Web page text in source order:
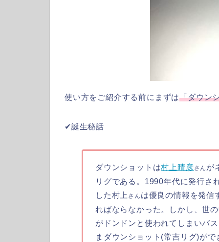
使い方をご紹介する前にまずは「ダウン
✔︎誕生秘話
ダウンショットは村上晴彦さん が
リグである。1990年代に発行さ
した村上 さん は優良の情報を発信
ればならなかった。しかし、世
がドンドンと使われてしまいバ
まダウンショット(常吉リグ)が